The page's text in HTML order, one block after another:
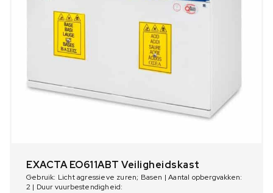
EXACTA EO611ABT Veiligheidskast
Gebruik: Licht agressieve zuren; Basen | Aantal opbergvakken:
2 | Duur vuurbestendigheid: